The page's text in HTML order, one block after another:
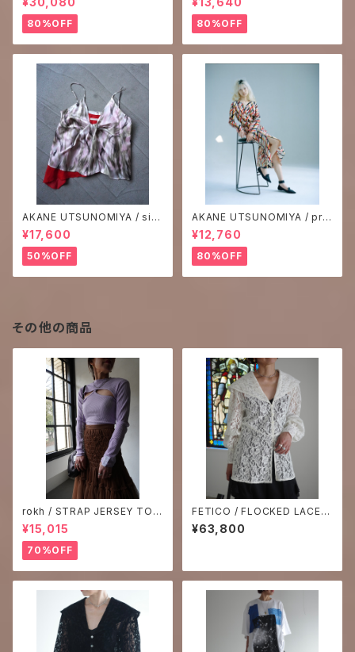
80%OFF 80%OFF
AKANE UTSUNOMIYA / silk
print camisole
¥17,600
50%OFF
AKANE UTSUNOMIYA / prin
t one-piece
¥12,760
80%OFF
その他の商品
rokh / STRAP JERSEY TOP
with sleeves / LAVENDER
¥15,015
70%OFF
FETICO / FLOCKED LACE S
AILOR COLLAR BLOUSE -O
FF WHITE-
¥63,800